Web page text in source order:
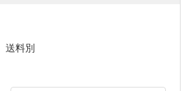
送料別